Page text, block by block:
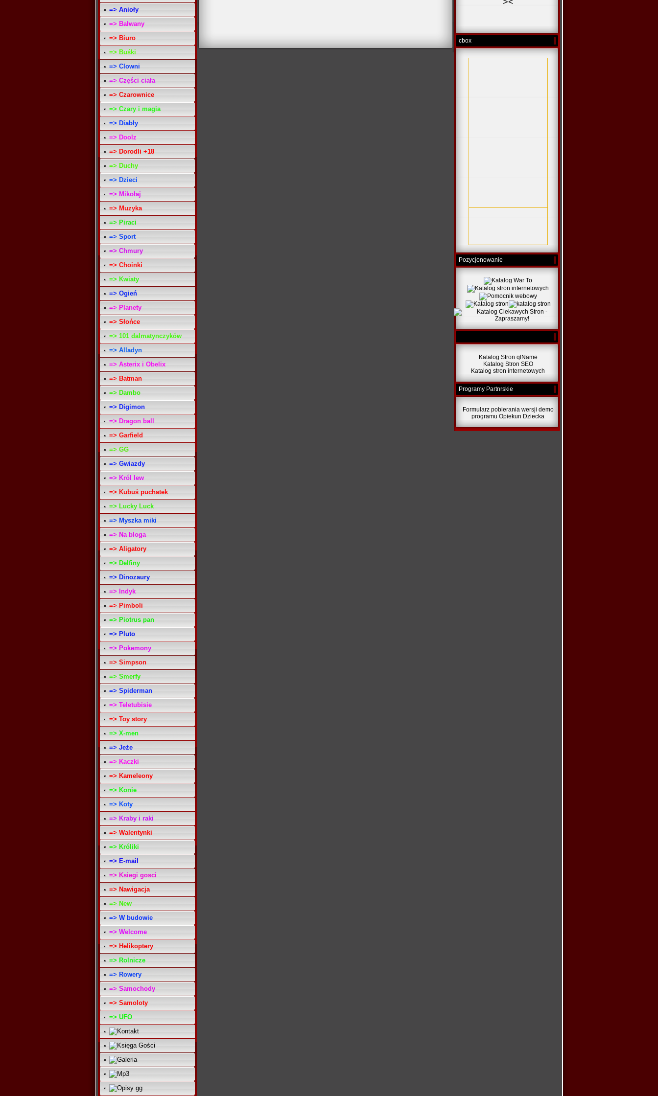
=> Anioły
=> Bałwany
=> Biuro
=> Buśki
=> Clowni
=> Części ciała
=> Czarownice
=> Czary i magia
=> Diabły
=> Doolz
=> Dorodli +18
=> Duchy
=> Dzieci
=> Mikołaj
=> Muzyka
=> Piraci
=> Sport
=> Chmury
=> Choinki
=> Kwiaty
=> Ogień
=> Planety
=> Słońce
=> 101 dalmatynczyków
=> Alladyn
=> Asterix i Obelix
=> Batman
=> Dambo
=> Digimon
=> Dragon ball
=> Garfield
=> GG
=> Gwiazdy
=> Król lew
=> Kubuś puchatek
=> Lucky Luck
=> Myszka miki
=> Na bloga
=> Aligatory
=> Delfiny
=> Dinozaury
=> Indyk
=> Pimboli
=> Piotrus pan
=> Pluto
=> Pokemony
=> Simpson
=> Smerfy
=> Spiderman
=> Teletubisie
=> Toy story
=> X-men
=> Jeże
=> Kaczki
=> Kameleony
=> Konie
=> Koty
=> Kraby i raki
=> Walentynki
=> Króliki
=> E-mail
=> Ksiegi gosci
=> Nawigacja
=> New
=> W budowie
=> Welcome
=> Helikoptery
=> Rolnicze
=> Rowery
=> Samochody
=> Samoloty
=> UFO
><
cbox
Pozycjonowanie
Katalog Stron qlName
Katalog Stron SEO
Katalog stron internetowych
Programy Partnrskie
Formularz pobierania wersji demo
programu Opiekun Dziecka